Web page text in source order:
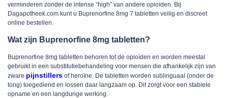
verminderen zonder de intense “high” van andere opioïden. Bij
Dagapotheek.com kunt u Buprenorfine 8mg 7 tabletten veilig en discreet
online bestellen.
Wat zijn Buprenorfine 8mg tabletten?
Buprenorfine 8mg tabletten behoren tot de opioïden en worden meestal
gebruikt in een substitutiebehandeling voor mensen die afhankelijk zijn van
zware pijnstillers of heroïne. De tabletten worden sublinguaal (onder de
tong) toegediend en lossen daar langzaam op. Dit zorgt voor een stabiele
opname en een langdurige werking.